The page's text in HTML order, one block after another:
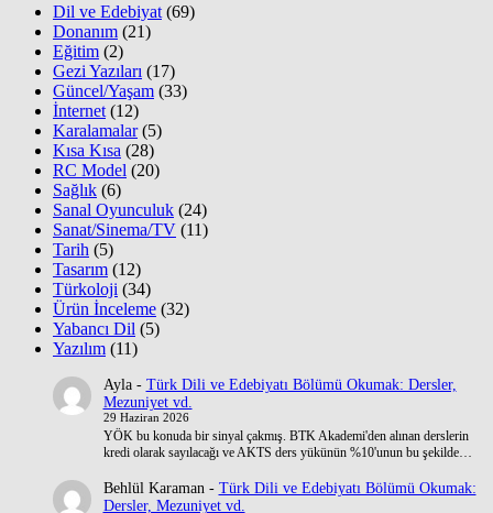
Dil ve Edebiyat (69)
Donanım (21)
Eğitim (2)
Gezi Yazıları (17)
Güncel/Yaşam (33)
İnternet (12)
Karalamalar(5)
Kısa Kısa (28)
RC Model (20)
Sağlık (6)
Sanal Oyunculuk (24)
Sanat/Sinema/TV (11)
Tarih (5)
Tasarım (12)
Türkoloji (34)
Ürün İnceleme (32)
Yabancı Dil (5)
Yazılım (11)
Ayla- Türk Dili ve Edebiyatı Bölümü Okumak: Dersler,
Mezuniyet vd.
29 Haziran 2026
YÖK bu konuda bir sinyal çakmış. BTK Akademi'den alınan derslerin
kredi olarak sayılacağı ve AKTS ders yükünün %10'unun bu şekilde…
Behlül Karaman- Türk Dili ve Edebiyatı Bölümü Okumak:
Dersler, Mezuniyet vd.